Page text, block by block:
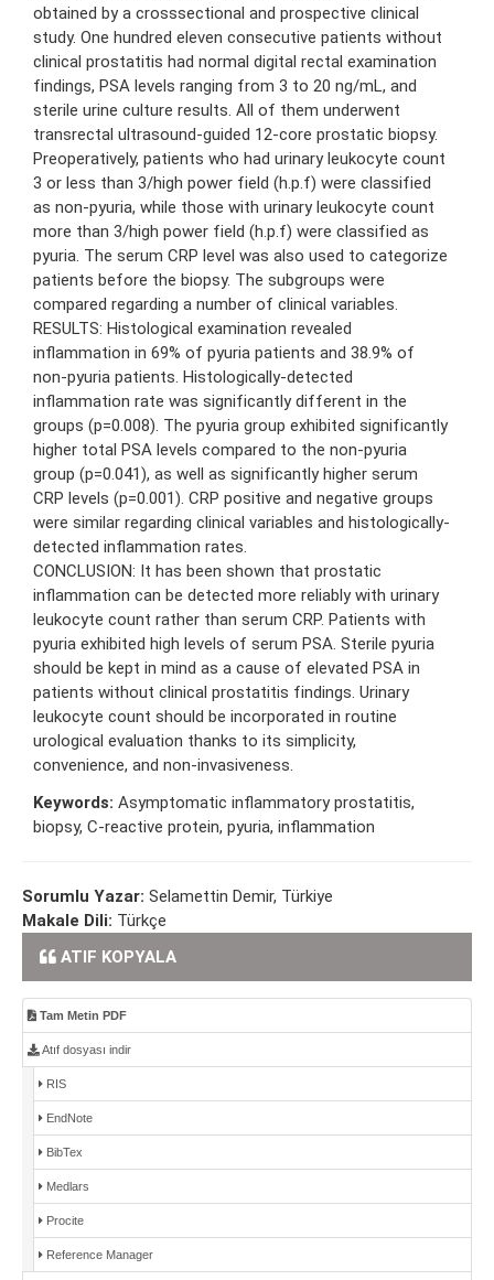
obtained by a crosssectional and prospective clinical
study. One hundred eleven consecutive patients without
clinical prostatitis had normal digital rectal examination
findings, PSA levels ranging from 3 to 20 ng/mL, and
sterile urine culture results. All of them underwent
transrectal ultrasound-guided 12-core prostatic biopsy.
Preoperatively, patients who had urinary leukocyte count
3 or less than 3/high power field (h.p.f) were classified
as non-pyuria, while those with urinary leukocyte count
more than 3/high power field (h.p.f) were classified as
pyuria. The serum CRP level was also used to categorize
patients before the biopsy. The subgroups were
compared regarding a number of clinical variables.
RESULTS: Histological examination revealed
inflammation in 69% of pyuria patients and 38.9% of
non-pyuria patients. Histologically-detected
inflammation rate was significantly different in the
groups (p=0.008). The pyuria group exhibited significantly
higher total PSA levels compared to the non-pyuria
group (p=0.041), as well as significantly higher serum
CRP levels (p=0.001). CRP positive and negative groups
were similar regarding clinical variables and histologically-
detected inflammation rates.
CONCLUSION: It has been shown that prostatic
inflammation can be detected more reliably with urinary
leukocyte count rather than serum CRP. Patients with
pyuria exhibited high levels of serum PSA. Sterile pyuria
should be kept in mind as a cause of elevated PSA in
patients without clinical prostatitis findings. Urinary
leukocyte count should be incorporated in routine
urological evaluation thanks to its simplicity,
convenience, and non-invasiveness.
Keywords: Asymptomatic inflammatory prostatitis,
biopsy, C-reactive protein, pyuria, inflammation
Sorumlu Yazar: Selamettin Demir, Türkiye
Makale Dili: Türkçe
ATIF KOPYALA
Tam Metin PDF
Atıf dosyası indir
RIS
EndNote
BibTex
Medlars
Procite
Reference Manager